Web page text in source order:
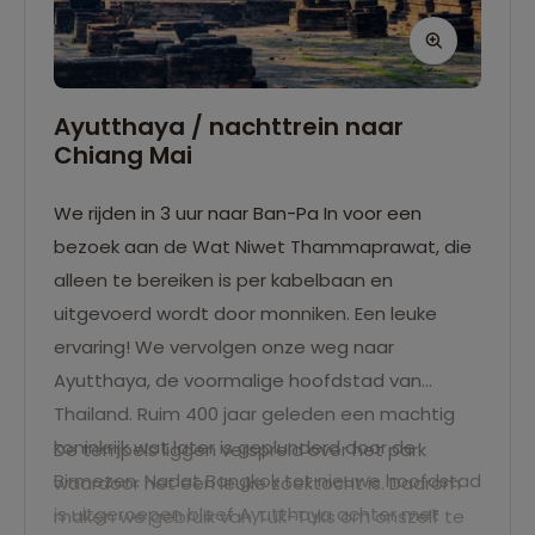
bezoek aan het museum bewandelen we de
Hellfire Pass met een gids.
Inbegrepen: transfers, entreegelden, gids en
lunch.
Ayutthaya / nachttrein naar
Chiang Mai
We rijden in 3 uur naar Ban-Pa In voor een
bezoek aan de Wat Niwet Thammaprawat, die
alleen te bereiken is per kabelbaan en
uitgevoerd wordt door monniken. Een leuke
ervaring! We vervolgen onze weg naar
Ayutthaya, de voormalige hoofdstad van
Thailand. Ruim 400 jaar geleden een machtig
koninkrijk wat later is geplunderd door de
Birmezen. Nadat Bangkok tot nieuwe hoofdstad
is uitgeroepen bleef Ayutthaya achter met
De tempels liggen verspreid over het park
waardoor het een leuke zoektocht is. Daarom
maken we gebruik van Tuk-Tuks om onszelf te